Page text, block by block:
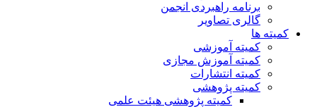
برنامه راهبردی انجمن
گالری تصاویر
کمیته ها
کمیته آموزشی
کمیته آموزش مجازی
کمیته انتشارات
کمیته پژوهشی
کمیته پژوهشی هیئت علمی